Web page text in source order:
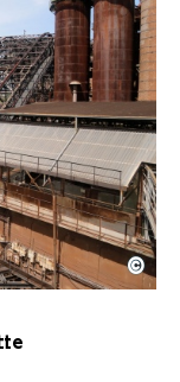
Hütte mit
Hütte | Karl
©